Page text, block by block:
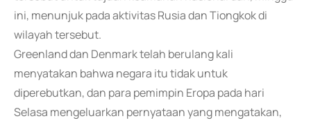
ini, menunjuk pada aktivitas Rusia dan Tiongkok di
wilayah tersebut.
Greenland dan Denmark telah berulang kali
menyatakan bahwa negara itu tidak untuk
diperebutkan, dan para pemimpin Eropa pada hari
Selasa mengeluarkan pernyataan yang mengatakan,